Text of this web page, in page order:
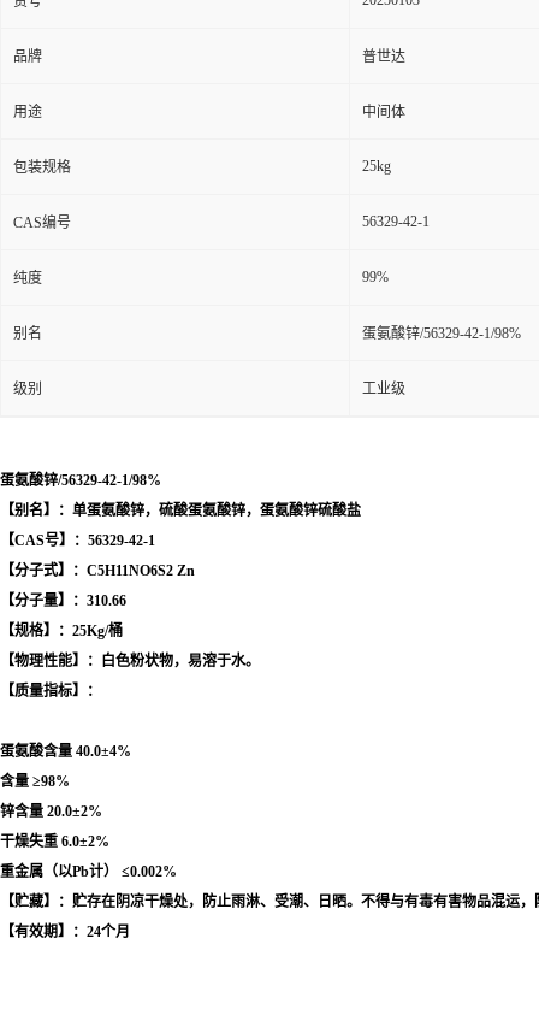
品牌 普世达
用途 中间体
包装规格 25kg
CAS编号 56329-42-1
纯度 99%
别名 蛋氨酸锌/56329-42-1/98%
级别 工业级
蛋氨酸锌/56329-42-1/98%
【别名】：单蛋氨酸锌，硫酸蛋氨酸锌，蛋氨酸锌硫酸盐
【CAS号】：56329-42-1
【分子式】：C5H11NO6S2 Zn
【分子量】：310.66
【规格】：25Kg/桶
【物理性能】：白色粉状物，易溶于水。
【质量指标】：
蛋氨酸含量 40.0±4%
含量 ≥98%
锌含量 20.0±2%
干燥失重 6.0±2%
重金属（以Pb计） ≤0.002%
【贮藏】：贮存在阴凉干燥处，防止雨淋、受潮、日晒。不得与有毒有害物品混运
【有效期】：24个月